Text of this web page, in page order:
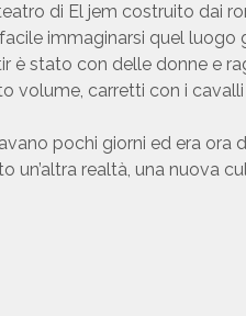
di El jem costruito dai
immaginarsi quel luogo
stato con delle donne e
volume, carretti con i
pochi giorni ed era ora
realtà, una nuova